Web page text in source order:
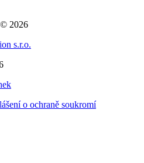
2026
s.r.o.
o ochraně soukromí